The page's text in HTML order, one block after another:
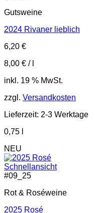
Gutsweine
2024 Rivaner lieblich
6,20 €
8,00 € /
inkl. 19 % MwSt.
zzgl. Versandkosten
Lieferzeit: 2-3 Werktage
0,75
NEU
Schnellansicht
#09_25
Rot & Roséweine
2025 Rosé